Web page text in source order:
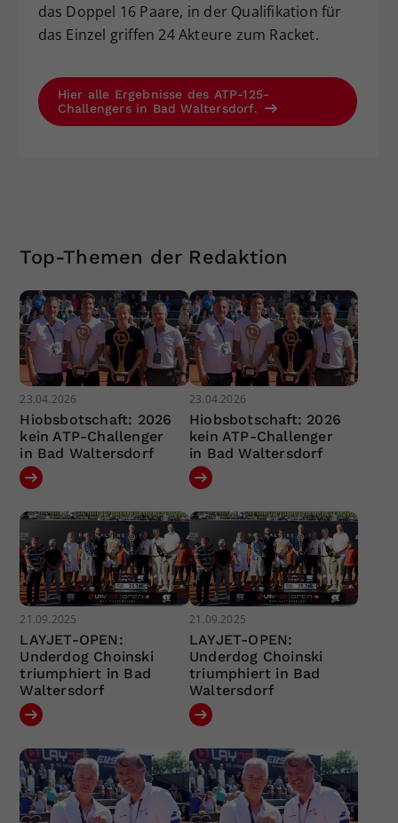
das Doppel 16 Paare, in der Qualifikation für
das Einzel griffen 24 Akteure zum Racket.
Hier alle Ergebnisse des ATP-125-
Challengers in Bad Waltersdorf.
Top-Themen der Redaktion
23.04.2026
Hiobsbotschaft: 2026
kein ATP-Challenger
in Bad Waltersdorf
23.04.2026
Hiobsbotschaft: 2026
kein ATP-Challenger
in Bad Waltersdorf
21.09.2025
LAYJET-OPEN:
Underdog Choinski
triumphiert in Bad
Waltersdorf
21.09.2025
LAYJET-OPEN:
Underdog Choinski
triumphiert in Bad
Waltersdorf